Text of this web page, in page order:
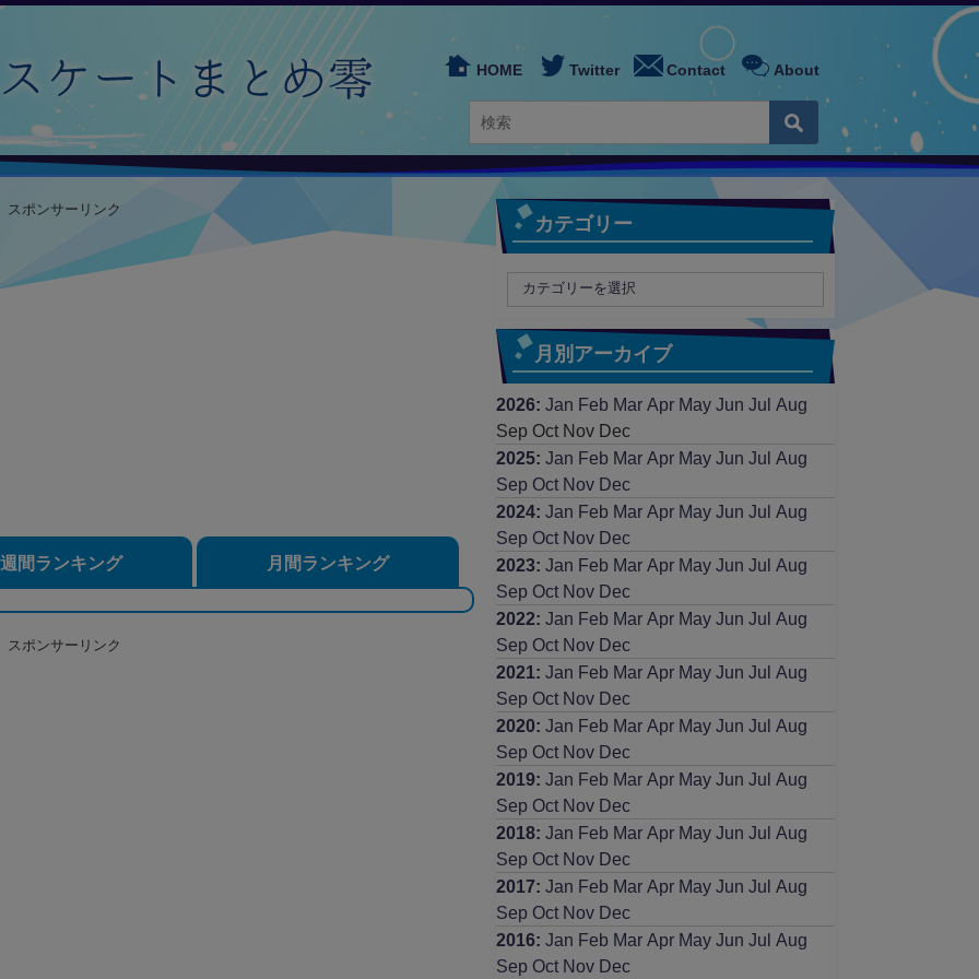
HOME Twitter Contact About
スポンサーリンク
週間ランキング 月間ランキング
スポンサーリンク
カテゴリー
月別アーカイブ
2026: Jan Feb Mar Apr May Jun Jul
Aug
Sep Oct Nov Dec
2025: Jan Feb Mar Apr May Jun Jul
Aug
Sep Oct Nov Dec
2024: Jan Feb Mar Apr May Jun Jul
Aug
Sep Oct Nov Dec
2023: Jan Feb Mar Apr May Jun Jul
Aug
Sep Oct Nov Dec
2022: Jan Feb Mar Apr May Jun Jul
Aug
Sep Oct Nov Dec
2021 : Jan Feb Mar Apr May Jun Jul
Aug
Sep Oct Nov Dec
2020: Jan Feb Mar Apr May Jun Jul
Aug
Sep Oct Nov Dec
2019: Jan Feb Mar Apr May Jun Jul
Aug
Sep Oct Nov Dec
2018: Jan Feb Mar Apr May Jun Jul
Aug
Sep Oct Nov Dec
2017: Jan Feb Mar Apr May Jun Jul
Aug
Sep Oct Nov Dec
2016: Jan Feb Mar Apr May Jun Jul
Aug
Sep Oct Nov Dec